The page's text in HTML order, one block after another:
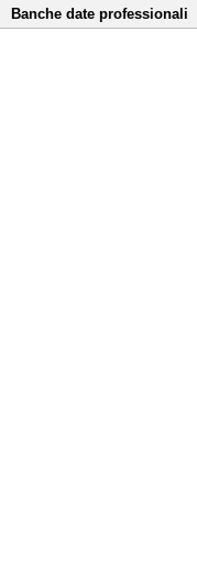
Banche date professionali